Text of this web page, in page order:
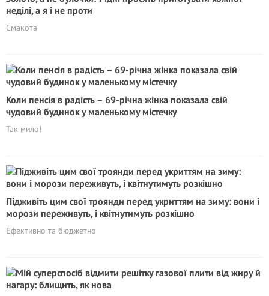
неділі, а я і не проти
Смакота
Коли пенсія в радість – 69-річна жінка показала свій
чудовий будинок у маленькому містечку
Так мило!
Підживіть цим свої троянди перед укриттям на зиму: вони і
морози переживуть, і квітнутимуть розкішно
Ефективно та бюджетно